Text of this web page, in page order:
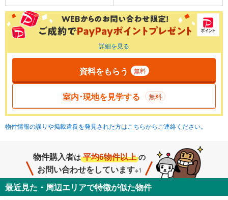
詳細を見る
資料をもらう 無料
室内･現地を見学する 無料
物件情報の誤りや掲載違反を発見された方はこちらからご連絡ください。
物件購入者は 平均6物件以上 の
お問い合わせをしています※1
最近見た・周辺エリアで特徴が似た物件